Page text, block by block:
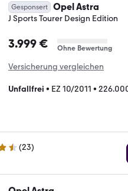
Gesponsert Opel Astra
J Sports Tourer Design Edition
3.999 € Ohne Bewertung
Versicherung vergleichen
Unfallfrei • EZ 10/2011 •
(23)